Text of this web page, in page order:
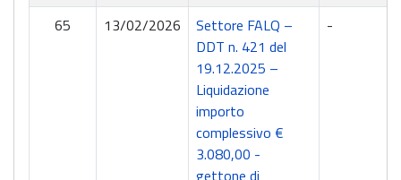
65
13/02/2026
Settore FALQ –
DDT n. 421 del
19.12.2025 –
Liquidazione
importo
complessivo €
3.080,00 -
gettone di
-